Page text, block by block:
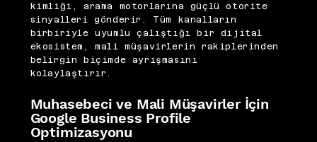
kimliği, arama motorlarına güçlü otorite
sinyalleri gönderir. Tüm kanalların
birbiriyle uyumlu çalıştığı bir dijital
ekosistem, mali müşavirlerin rakiplerinden
belirgin biçimde ayrışmasını
kolaylaştırır.
Muhasebeci ve Mali Müşavirler İçin
Google Business Profile
Optimizasyonu